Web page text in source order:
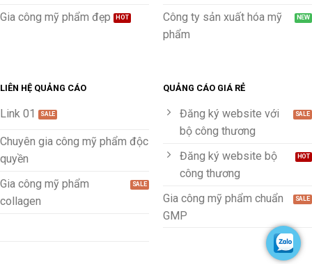
Gia công mỹ phẩm đẹp
Công ty sản xuất hóa mỹ
phẩm
LIÊN HỆ QUẢNG CÁO
Link 01
Chuyên gia công mỹ phẩm độc
quyền
Gia công mỹ phẩm
collagen
QUẢNG CÁO GIÁ RẺ
Đăng ký website với
bộ công thương
Đăng ký website bộ
công thương
Gia công mỹ phẩm chuẩn
GMP